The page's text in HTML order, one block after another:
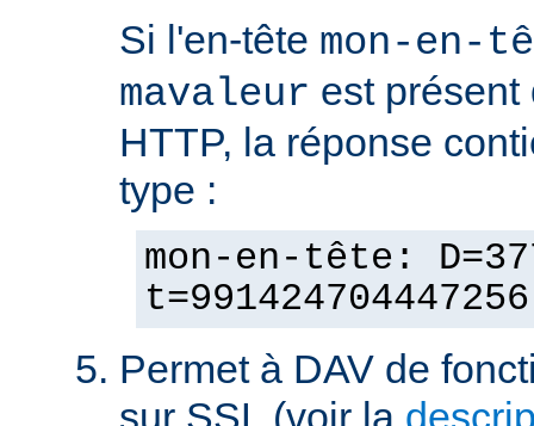
Si l'en-tête mon-en-
mavaleur est présent
HTTP, la réponse
type :
mon-en-tête:
Permet à DAV de
sur SSL (voir la